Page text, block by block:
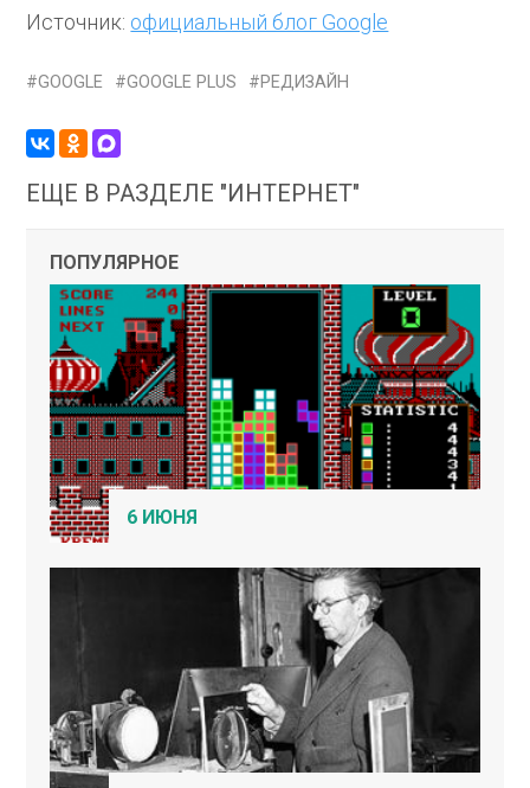
Источник: официальный блог Google
GOOGLE GOOGLE PLUS РЕДИЗАЙН
ЕЩЕ В РАЗДЕЛЕ "ИНТЕРНЕТ"
ПОПУЛЯРНОЕ
6 ИЮНЯ